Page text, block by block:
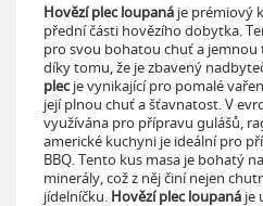
Hovězí plec loupaná je prémiový
přední části hovězího dobytka.
pro svou bohatou chuť a
díky tomu, že je zbavený
plecje vynikající pro pomalé
její plnou chuť a šťavnatost. V
využívána pro přípravu gulášů,
americké kuchyni je ideální pro
BBQ. Tento kus masa je bohatý
minerály, což z něj činí nejen
jídelníčku. Hovězí plec loupaná je